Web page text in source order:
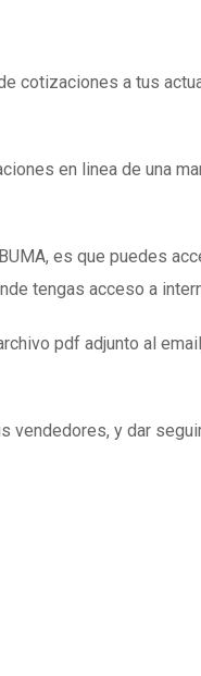
cotizaciones a tus
en linea de una
es que puedes
tengas acceso a
pdf adjunto al
vendedores, y dar